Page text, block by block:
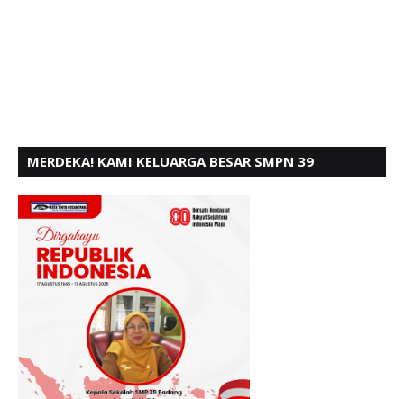
MERDEKA! KAMI KELUARGA BESAR SMPN 39